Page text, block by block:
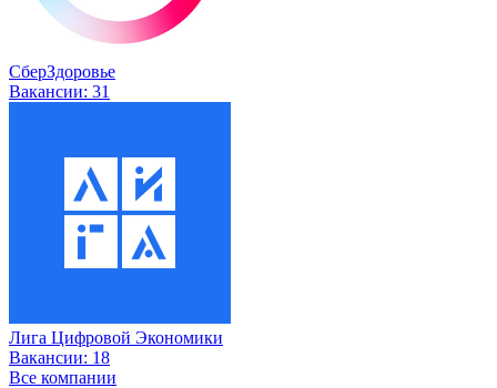
СберЗдоровье
Вакансии: 31
Лига Цифровой Экономики
Вакансии: 18
Все компании